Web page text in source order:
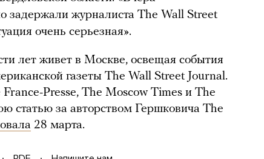
задержали журналиста The Wall Street
очень серьезная».
лет живет в Москве, освещая события
газеты The Wall Street Journal.
Presse, The Moscow Times и The
статью за авторством Гершковича The
28 марта.